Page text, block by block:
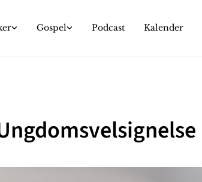
Gospel Podcast Kalender